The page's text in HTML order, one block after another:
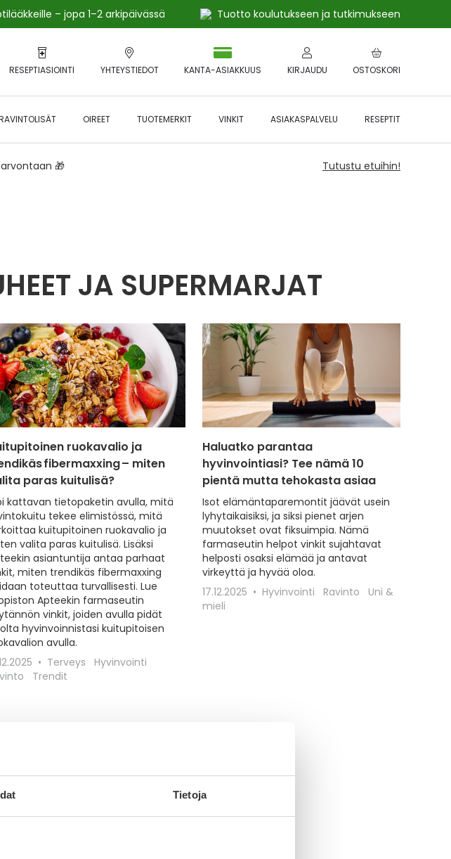
Tietoja
– jopa 1–2 arkipäivässä
Tuotto koulutukseen ja tutkimukseen
RESEPTIASIOINTI YHTEYSTIEDOT OSTOSKORI
KANTA-ASIAKKUUS KIRJAUDU
OIREET TUOTEMERKIT VINKIT ASIAKASPALVELU RESEPTIT
🎁 Tutustu etuihin!
JA SUPERMARJAT
ruokavalio ja
fibermaxxing – miten
paras kuitulisä?
kattavan tietopaketin avulla, mitä
tekee elimistössä, mitä
kuitupitoinen ruokavalio ja
valita paras kuitulisä. Lisäksi
asiantuntija antaa parhaat
miten trendikäs fibermaxxing
toteuttaa turvallisesti. Lue
Apteekin farmaseutin
vinkit, joiden avulla pidät
hyvinvoinnistasi kuitupitoisen
avulla.
Terveys
Hyvinvointi
Trendit
Haluatko parantaa
hyvinvointiasi? Tee nämä 10
pientä mutta tehokasta asiaa
Isot elämäntaparemontit jäävät usein
lyhytaikaisiksi, ja siksi pienet arjen
muutokset ovat fiksuimpia. Nämä
farmaseutin helpot vinkit sujahtavat
helposti osaksi elämää ja antavat
virkeyttä ja hyvää oloa.
17.12.2025
Hyvinvointi Ravinto
Uni &
mieli